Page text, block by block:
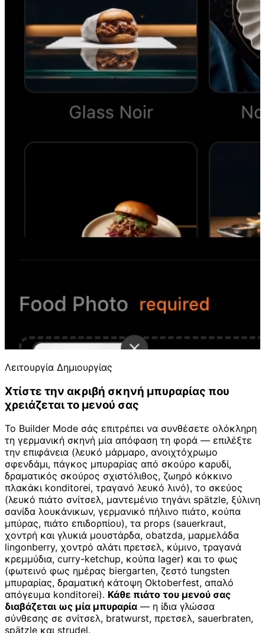
Λειτουργία Δημιουργίας
Χτίστε την ακριβή σκηνή μπυραρίας που
χρειάζεται το μενού σας
Το Builder Mode σάς επιτρέπει να συνθέσετε ολόκληρη
τη γερμανική σκηνή μία απόφαση τη φορά — επιλέξτε
την επιφάνεια (λευκό μάρμαρο, ανοιχτόχρωμο
σφενδάμι, πάγκος μπυραρίας από σκούρο καρυδί,
δραματικός σκούρος σχιστόλιθος, ζωηρό κόκκινο
πλακάκι konditorei, τραγανό λευκό λινό), το σκεύος
(λευκό πιάτο σνίτσελ, μαντεμένιο τηγάνι spätzle, ξύλινη
σανίδα λουκάνικων, γερμανικό πήλινο πιάτο, κούπα
μπύρας, πιάτο επιδορπίου), τα props (sauerkraut,
χοντρή και γλυκιά μουστάρδα, obatzda, μαρμελάδα
lingonberry, χοντρό αλάτι πρετσελ, κύμινο, τραγανά
κρεμμύδια, curry-ketchup, κούπα lager) και το φως
(φωτεινό φως ημέρας biergarten, ζεστό tungsten
μπυραρίας, δραματική κάτοψη Oktoberfest, απαλό
απόγευμα konditorei). Κάθε πιάτο του μενού σας
διαβάζεται ως μία μπυραρία — η ίδια γλώσσα
σύνθεσης σε σνίτσελ, bratwurst, πρετσελ, sauerbraten,
spätzle και strudel.